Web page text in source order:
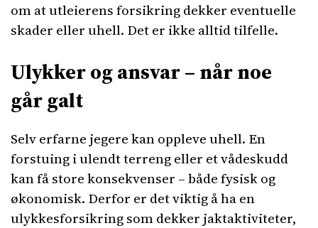
om at utleierens forsikring dekker eventuelle
skader eller uhell. Det er ikke alltid tilfelle.
Ulykker og ansvar – når noe
går galt
Selv erfarne jegere kan oppleve uhell. En
forstuing i ulendt terreng eller et vådeskudd
kan få store konsekvenser – både fysisk og
økonomisk. Derfor er det viktig å ha en
ulykkesforsikring som dekker jaktaktiviteter,